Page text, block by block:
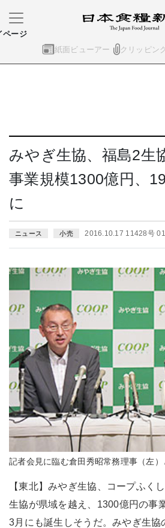
紙面ビューアー クリッピン
ページ
みやぎ生協、福島2
事業規模1300億円、
に
ニュース 小売 2016.10.17 11428号
記者会見に臨む倉田秀昭常務理事（左
【東北】みやぎ生協、コープふく
生協が県域を越え、1300億円の事
3月にも誕生しそうだ。みやぎ生協